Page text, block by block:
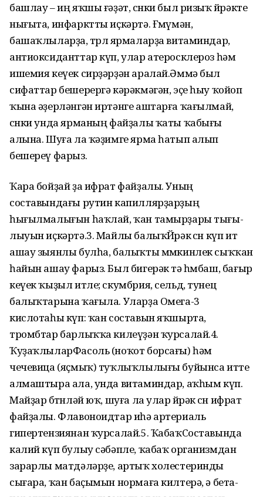
башлау – иң яҡшы ғәҙәт, сөнки был ризыҡ йөрәкте
нығыта, инфарктты иҫкәртә. Ғөмүмән,
башаҡлыларҙа, төрлө ярмаларҙа витаминдар,
антиоксиданттар күп, улар атеросклероз һәм
ишемия кеүек сирҙәрҙән аралай.Әммә был
сифаттар бешерергә кәрәкмәгән, эҫе һыу ҡойоп
ҡына әҙерләнгән иртәнге аштарға ҡағылмай,
сөнки унда ярманың файҙалы ҡаты ҡабығы
алына. Шуға ла ҡәҙимге ярма һатып алып
бешереү фарыз.
Ҡара бойҙай ҙа ифрат фай­ҙалы. Уның
составындағы рутин капиллярҙарҙың
һығылмалығын һаҡлай, ҡан тамырҙары тығы­
лыуын иҫкәртә.3. Майлы балыҡЙөрәк өсөн күп ит
ашау зыянлы булһа, балыҡты мөмкинлек сыҡҡан
һайын ашау фарыз. Был бигерәк тә һөмбаш, бағыр
кеүек ҡыҙыл итле; скумбрия, сельд, тунец
балыҡтарына ҡағыла. Уларҙа Омега-3
кислотаһы күп: ҡан составын яҡшырта,
тромбтар барлыҡҡа килеүҙән ҡурсалай.4.
ҠуҙаҡлыларФасоль (ноҡот борсағы) һәм
чечевица (яҫмыҡ) туҡлыҡлылығы буйынса итте
алмаштыра ала, унда витаминдар, аҡһым күп.
Майҙар бөтөнләй юҡ, шуға ла улар йөрәк өсөн ифрат
файҙалы. Флавоноидтар иһә артериаль
гипертензиянан ҡурсалай.5. ҠабаҡСоставында
калий күп булыу сәбәпле, ҡабаҡ организмдан
зарарлы матдәләрҙе, артыҡ холестеринды
сығара, ҡан баҫымын нормаға килтерә, ә бета-